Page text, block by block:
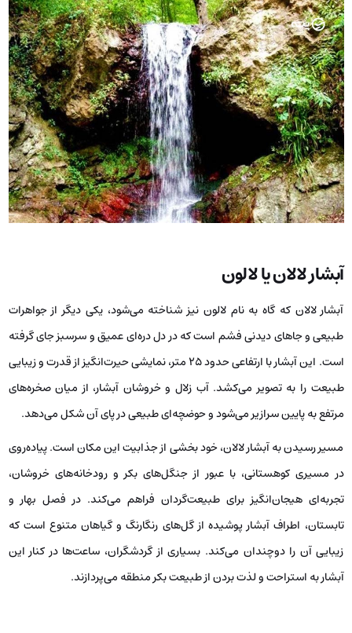
آبشار لالان یا لالون
آبشار لالان که گاه به نام لالون نیز شناخته می‌شود، یکی دیگر از جواهرات
طبیعی و جاهای دیدنی فشم است که در دل دره‌ای عمیق و سرسبز جای گرفته
است. این آبشار با ارتفاعی حدود ۲۵ متر، نمایشی حیرت‌انگیز از قدرت و زیبایی
طبیعت را به تصویر می‌کشد. آب زلال و خروشان آبشار، از میان صخره‌های
مرتفع به پایین سرازیر می‌شود و حوضچه‌ای طبیعی در پای آن شکل می‌دهد.
مسیر رسیدن به آبشار لالان، خود بخشی از جذابیت این مکان است. پیاده‌روی
در مسیری کوهستانی، با عبور از جنگل‌های بکر و رودخانه‌های خروشان،
تجربه‌ای هیجان‌انگیز برای طبیعت‌گردان فراهم می‌کند. در فصل بهار و
تابستان، اطراف آبشار پوشیده از گل‌های رنگارنگ و گیاهان متنوع است که
زیبایی آن را دوچندان می‌کند. بسیاری از گردشگران، ساعت‌ها در کنار این
آبشار به استراحت و لذت بردن از طبیعت بکر منطقه می‌پردازند.